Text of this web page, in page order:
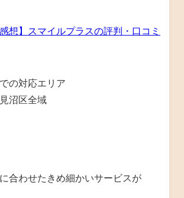
想】スマイルプラスの評判・口コミ
の対応エリア
沼区全域
合わせたきめ細かいサービスが